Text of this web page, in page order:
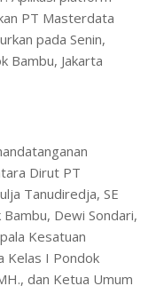
PT Masterdata
pada Senin,
Bambu, Jakarta
Dirut PT
Tanudiredja, SE
Dewi Sondari,
Kesatuan
Kelas I Pondok
dan Ketua Umum